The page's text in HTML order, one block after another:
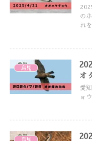
の
れ
鳥見
オ
愛
ョ
鳥見